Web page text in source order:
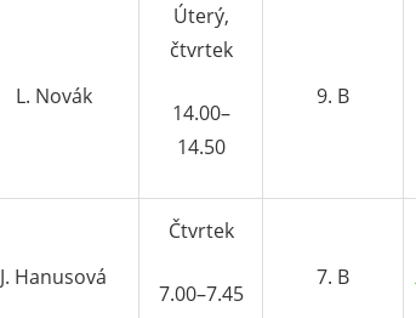
L. Novák
Úterý,
čtvrtek
14.00–
14.50
9. B
J. Hanusová
Čtvrtek
7.00–7.45
7. B